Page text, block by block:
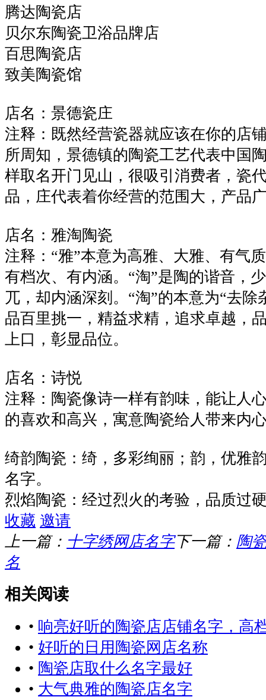
腾达陶瓷店
贝尔东陶瓷卫浴品牌店
百思陶瓷店
致美陶瓷馆
店名：景德瓷庄
注释：既然经营瓷器就应该在你的店
所周知，景德镇的陶瓷工艺代表中国
样取名开门见山，很吸引消费者，瓷
品，庄代表着你经营的范围大，产品
店名：雅淘陶瓷
注释：“雅”本意为高雅、大雅、有气
有档次、有内涵。“淘”是陶的谐音，
兀，却内涵深刻。“淘”的本意为“去除
品百里挑一，精益求精，追求卓越，
上口，彰显品位。
店名：诗悦
注释：陶瓷像诗一样有韵味，能让人
的喜欢和高兴，寓意陶瓷给人带来内
绮韵陶瓷：绮，多彩绚丽；韵，优雅
名字。
烈焰陶瓷：经过烈火的考验，品质过
收藏 邀请
上一篇： 十字绣网店名字下一篇： 陶
名
相关阅读
• 响亮好听的陶瓷店店铺名字，高
• 好听的日用陶瓷网店名称
• 陶瓷店取什么名字最好
• 大气典雅的陶瓷店名字